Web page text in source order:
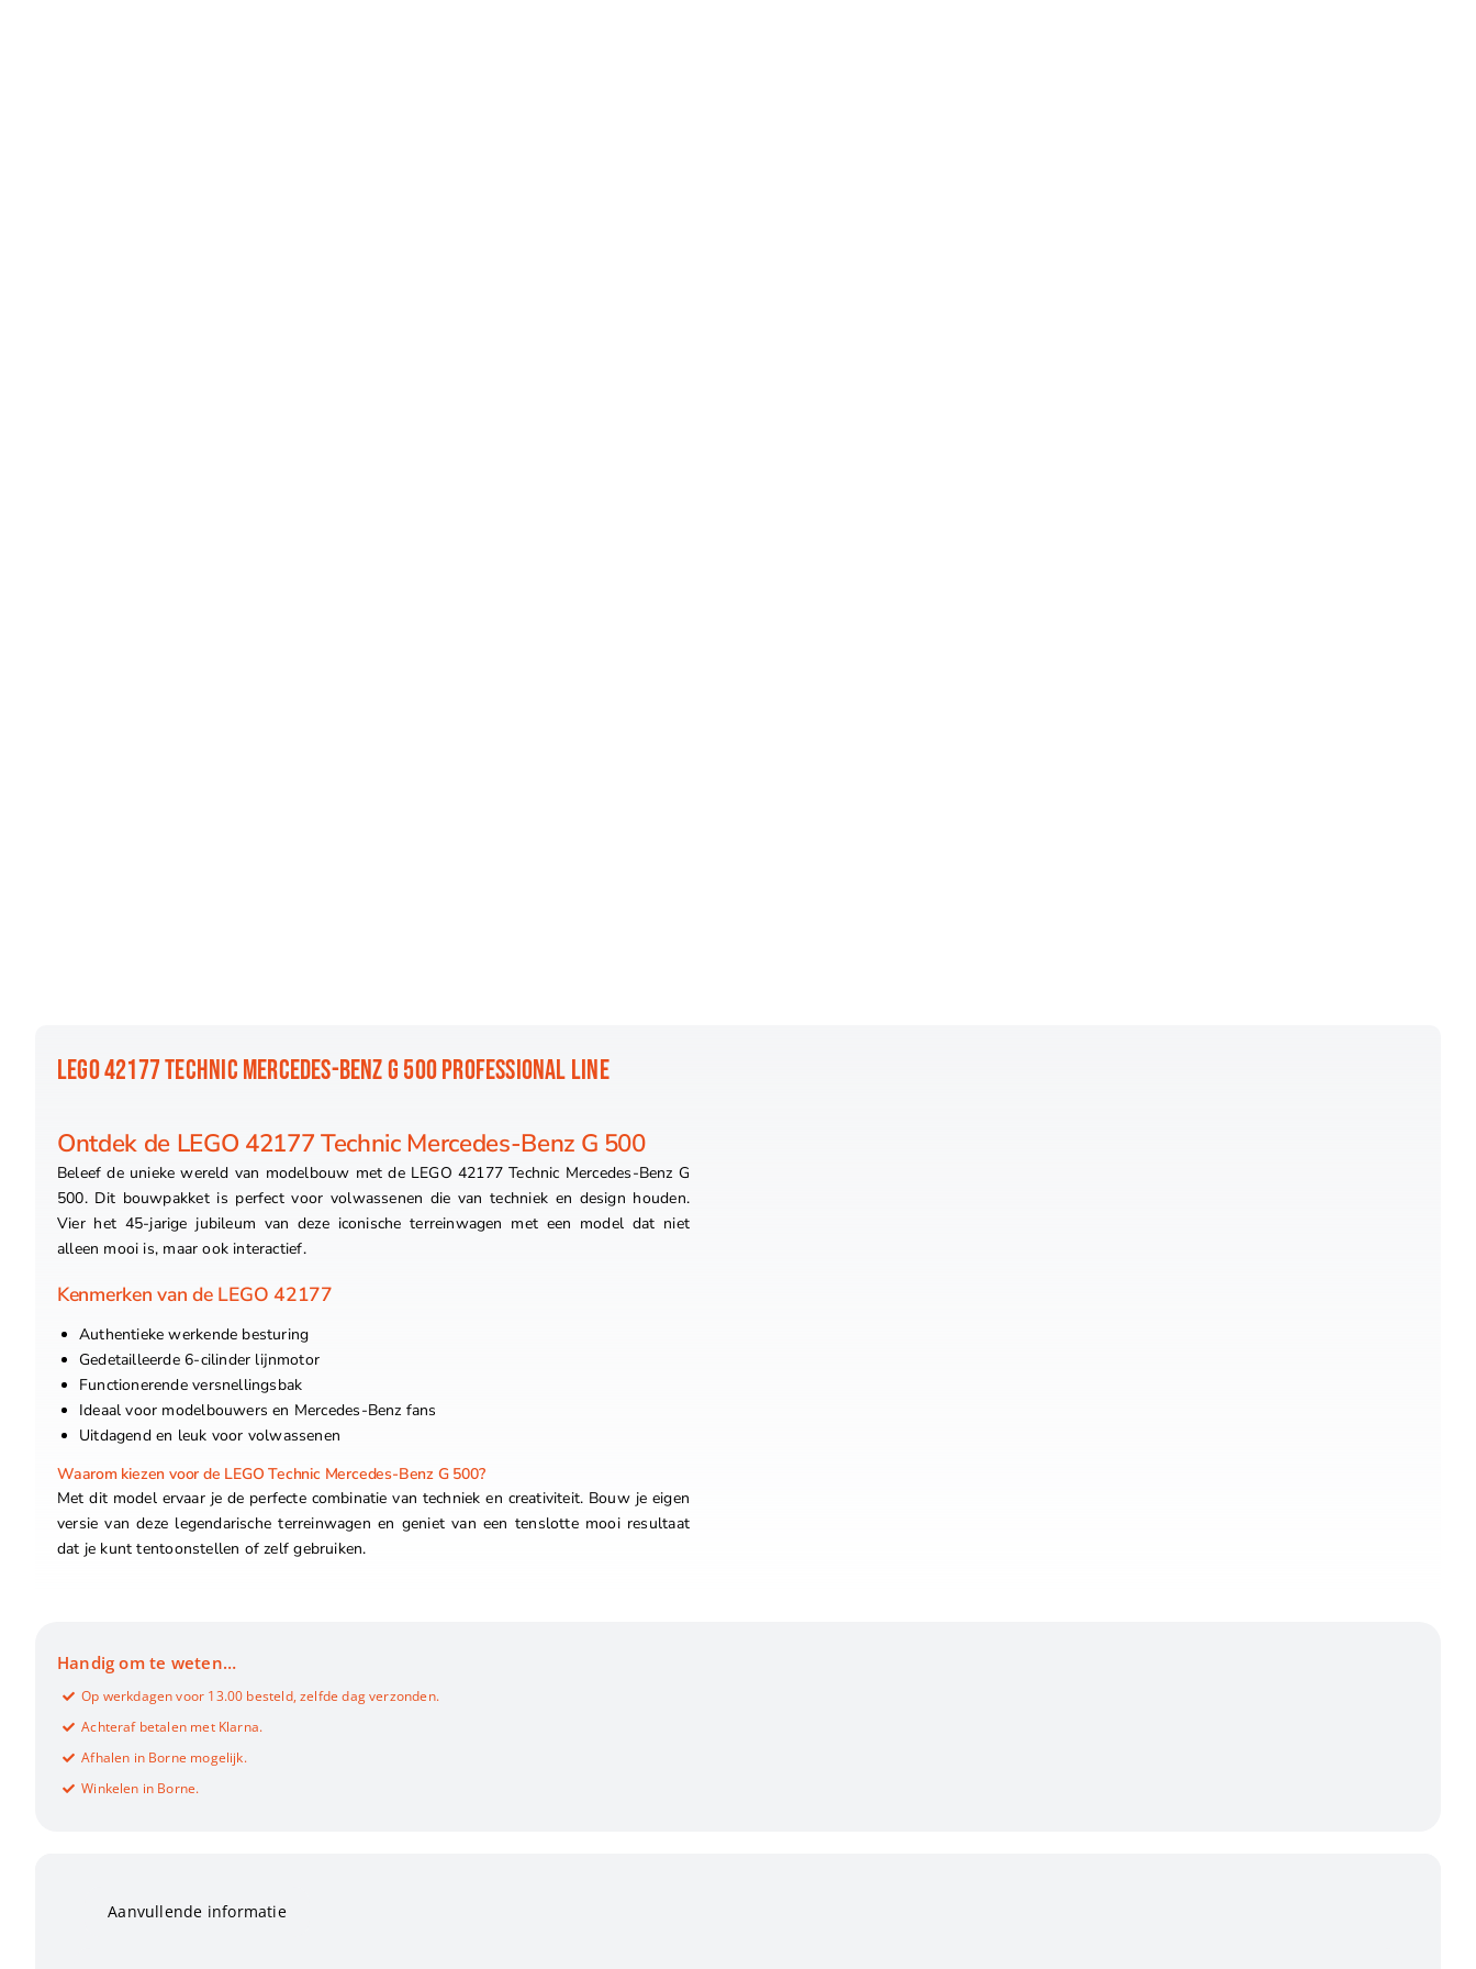
LEGO 42177 TECHNIC MERCEDES-BENZ G 500 PROFESSIONAL LINE
Ontdek de LEGO 42177 Technic Mercedes-Benz G 500
Beleef de unieke wereld van modelbouw met de LEGO 42177 Technic Mercedes-Benz G
500. Dit bouwpakket is perfect voor volwassenen die van techniek en design houden.
Vier het 45-jarige jubileum van deze iconische terreinwagen met een model dat niet
alleen mooi is, maar ook interactief.
Kenmerken van de LEGO 42177
Authentieke werkende besturing
Gedetailleerde 6-cilinder lijnmotor
Functionerende versnellingsbak
Ideaal voor modelbouwers en Mercedes-Benz fans
Uitdagend en leuk voor volwassenen
Waarom kiezen voor de LEGO Technic Mercedes-Benz G 500?
Met dit model ervaar je de perfecte combinatie van techniek en creativiteit. Bouw je eigen
versie van deze legendarische terreinwagen en geniet van een tenslotte mooi resultaat
dat je kunt tentoonstellen of zelf gebruiken.
Handig om te weten…
Op werkdagen voor 13.00 besteld, zelfde dag verzonden.
Achteraf betalen met Klarna.
Afhalen in Borne mogelijk.
Winkelen in Borne.
Aanvullende informatie